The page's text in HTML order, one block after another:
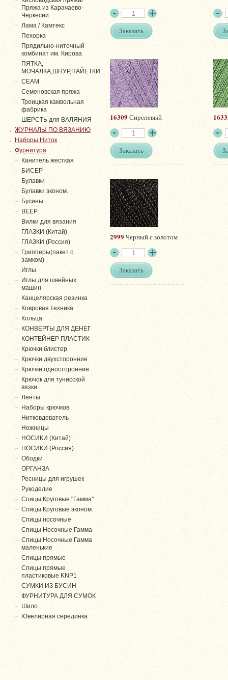
Заказать
16309 Сиреневый
Заказать
2999Черный с золотом
Заказать
Пряжа из Карачаево-
Черкесии
Лама / Камтекс
Пехорка
Прядильно-ниточный
комбинат им. Кирова
ПЯТКА,
МОЧАЛКА,ШНУР,ПАЙЕТКИ
СЕАМ
Семеновская пряжа
Троицкая камвольная
фабрика
ШЕРСТЬ для ВАЛЯНИЯ
ЖУРНАЛЫ ПО ВЯЗАНИЮ
Наборы Ниток
Фурнитура
Канитель жесткая
БИСЕР
Булавки
Булавки эконом.
Бусины
ВЕЕР
Вилки для вязания
ГЛАЗКИ (Китай)
ГЛАЗКИ (Россия)
Грипперы(пакет с
замком)
Иглы
Иглы для швейных
машин
Канцелярская резинка
Ковровая техника
Кольца
КОНВЕРТЫ ДЛЯ ДЕНЕГ
КОНТЕЙНЕР ПЛАСТИК
Крючки блистер
Крючки двухсторонние
Крючки односторонние
Крючок для тунисской
вязки
Ленты
Наборы крючков
Нитковдеватель
Ножницы
НОСИКИ (Китай)
НОСИКИ (Россия)
Ободки
ОРГАНЗА
Ресницы для игрушек
Рукоделие
Спицы Круговые "Гамма"
Спицы Круговые эконом.
Спицы носочные
Спицы Носочные Гамма
Спицы Носочные Гамма
маленькие
Спицы прямые
Спицы прямые
пластиковые KNP1
СУМКИ ИЗ БУСИН
ФУРНИТУРА ДЛЯ СУМОК
Шило
Ювелирная серединка